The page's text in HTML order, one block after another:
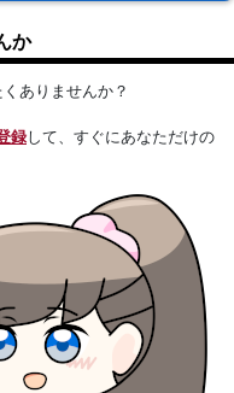
か
ありませんか？
録して、すぐにあなただけの